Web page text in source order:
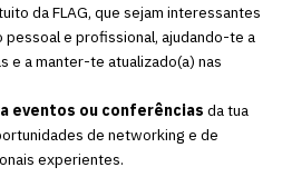
da FLAG, que sejam interessantes
e profissional, ajudando-te a
e a manter-te atualizado(a) nas
eventos ou conferências da tua
de networking e de
experientes.